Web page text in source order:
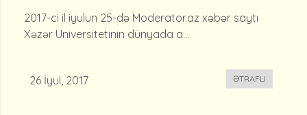
2017-ci il iyulun 25-də Moderator.az xəbər saytı
Xəzər Universitetinin dünyada a...
26 İyul, 2017 ƏTRAFLI